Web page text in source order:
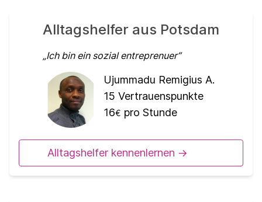
Alltagshelfer aus Potsdam
Ich bin ein sozial entreprenuer
Ujummadu Remigius A.
15 Vertrauenspunkte
16€ pro Stunde
Alltagshelfer kennenlernen ->